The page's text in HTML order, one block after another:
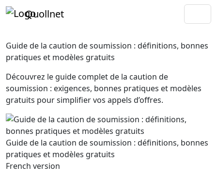
Quollnet
Guide de la caution de soumission : définitions, bonnes
pratiques et modèles gratuits
Découvrez le guide complet de la caution de
soumission : exigences, bonnes pratiques et modèles
gratuits pour simplifier vos appels d’offres.
Guide de la caution de soumission : définitions, bonnes
pratiques et modèles gratuits
French version